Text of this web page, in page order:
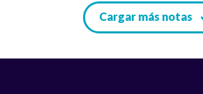
Cargar más notas